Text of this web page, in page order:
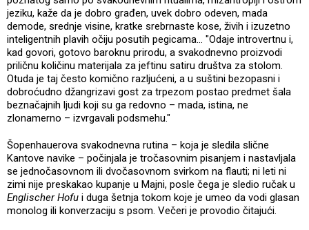
jeziku, kaže da je dobro građen, uvek dobro odeven, mada
demode, srednje visine, kratke srebrnaste kose, živih i izuzetno
inteligentnih plavih očiju posutih pegicama… "Odaje introvertnu i,
kad govori, gotovo baroknu prirodu, a svakodnevno proizvodi
priličnu količinu materijala za jeftinu satiru društva za stolom.
Otuda je taj često komično razljućeni, a u suštini bezopasni i
dobroćudno džangrizavi gost za trpezom postao predmet šala
beznačajnih ljudi koji su ga redovno – mada, istina, ne
zlonamerno – izvrgavali podsmehu."
Šopenhauerova svakodnevna rutina – koja je sledila slične
Kantove navike – počinjala je tročasovnim pisanjem i nastavljala
se jednočasovnom ili dvočasovnom svirkom na flauti; ni leti ni
zimi nije preskakao kupanje u Majni, posle čega je sledio ručak u
Englischer Hofu i duga šetnja tokom koje je umeo da vodi glasan
monolog ili konverzaciju s psom. Večeri je provodio čitajući.